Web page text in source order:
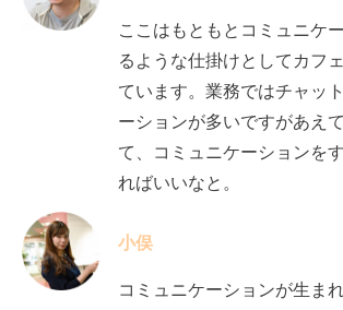
ここはもともとコミュニケ
るような仕掛けとしてカフ
ています。 業務ではチャッ
ーションが多いですがあえ
て、コミュニケーションを
ればいいなと。
小俣
コミュニケーションが生ま